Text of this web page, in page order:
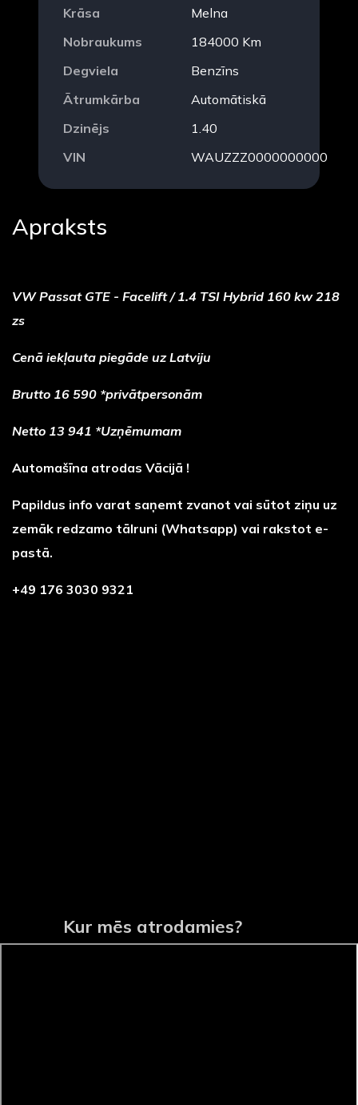
Krāsa
Melna
Nobraukums
184000 Km
Degviela
Benzīns
Ātrumkārba
Automātiskā
Dzinējs
1.40
VIN
WAUZZZ0000000000
Apraksts
VW Passat GTE - Facelift / 1.4 TSI Hybrid 160 kw 218
zs
Cenā iekļauta piegāde uz Latviju
Brutto 16 590 *privātpersonām
Netto 13 941 *Uzņēmumam
Automašīna atrodas Vācijā !
Papildus info varat saņemt zvanot vai sūtot ziņu uz
zemāk redzamo tālruni (Whatsapp) vai rakstot e-
pastā.
+49 176 3030 9321
Kur mēs atrodamies?